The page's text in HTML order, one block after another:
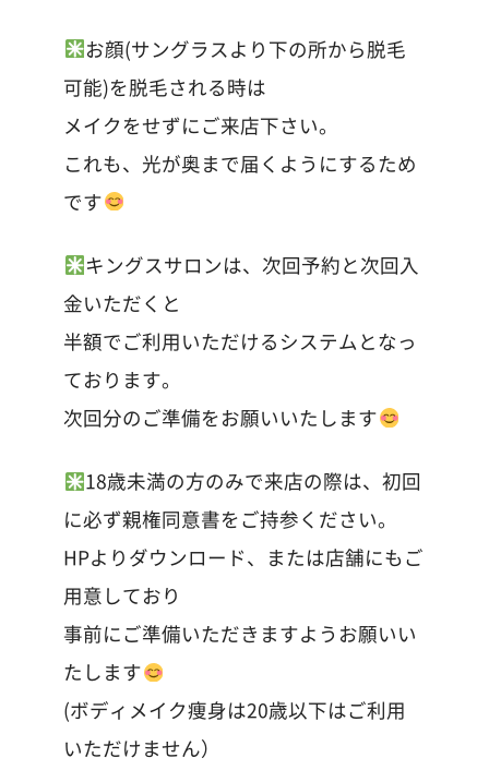
お顔(サングラスより下の所から脱毛
可能)を脱毛される時は
メイクをせずにご来店下さい。
これも、光が奥まで届くようにするため
です
キングスサロンは、次回予約と次回入
金いただくと
半額でご利用いただけるシステムとなっ
ております。
次回分のご準備をお願いいたします
18歳未満の方のみで来店の際は、初回
に必ず親権同意書をご持参ください。
HPよりダウンロード、または店舗にもご
用意しており
事前にご準備いただきますようお願いい
たします
(ボディメイク痩身は20歳以下はご利用
いただけません）